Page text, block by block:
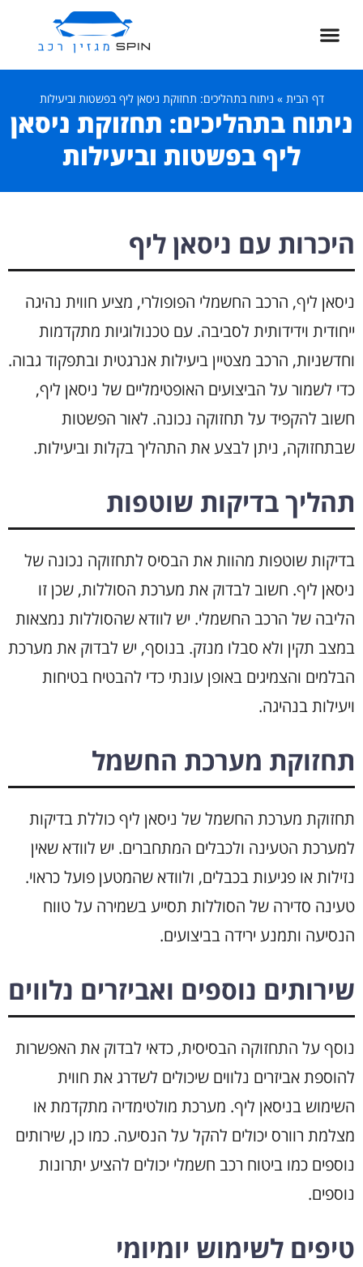
דף הבית » ניתוח בתהליכים: תחזוקת ניסאן ליף בפשטות וביעילות
ניתוח בתהליכים: תחזוקת ניסאן
ליף בפשטות וביעילות
היכרות עם ניסאן ליף
ניסאן ליף, הרכב החשמלי הפופולרי, מציע חווית נהיגה
ייחודית וידידותית לסביבה. עם טכנולוגיות מתקדמות
וחדשניות, הרכב מצטיין ביעילות אנרגטית ובתפקוד גבוה.
כדי לשמור על הביצועים האופטימליים של ניסאן ליף,
חשוב להקפיד על תחזוקה נכונה. לאור הפשטות
שבתחזוקה, ניתן לבצע את התהליך בקלות וביעילות.
תהליך בדיקות שוטפות
בדיקות שוטפות מהוות את הבסיס לתחזוקה נכונה של
ניסאן ליף. חשוב לבדוק את מערכת הסוללות, שכן זו
הליבה של הרכב החשמלי. יש לוודא שהסוללות נמצאות
במצב תקין ולא סבלו מנזק. בנוסף, יש לבדוק את מערכת
הבלמים והצמיגים באופן עונתי כדי להבטיח בטיחות
ויעילות בנהיגה.
תחזוקת מערכת החשמל
תחזוקת מערכת החשמל של ניסאן ליף כוללת בדיקות
למערכת הטעינה ולכבלים המתחברים. יש לוודא שאין
נזילות או פגיעות בכבלים, ולוודא שהמטען פועל כראוי.
טעינה סדירה של הסוללות תסייע בשמירה על טווח
הנסיעה ותמנע ירידה בביצועים.
שירותים נוספים ואביזרים נלווים
נוסף על התחזוקה הבסיסית, כדאי לבדוק את האפשרות
להוספת אביזרים נלווים שיכולים לשדרג את חווית
השימוש בניסאן ליף. מערכת מולטימדיה מתקדמת או
מצלמת רוורס יכולים להקל על הנסיעה. כמו כן, שירותים
נוספים כמו ביטוח רכב חשמלי יכולים להציע יתרונות
נוספים.
טיפים לשימוש יומיומי